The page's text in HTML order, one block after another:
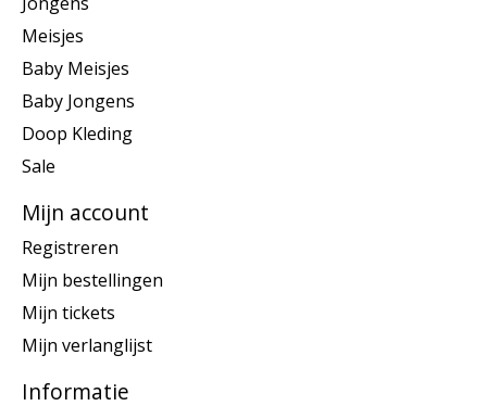
Meisjes
Baby Meisjes
Baby Jongens
Doop Kleding
Sale
Mijn account
Registreren
Mijn bestellingen
Mijn tickets
Mijn verlanglijst
Informatie